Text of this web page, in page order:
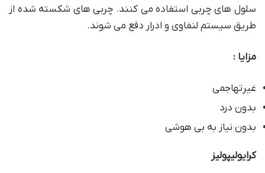
سلول های چربی استفاده می کنند. چربی های شکسته شده از
طریق سیستم لنفاوی و ادرار دفع می شوند.
مزایا :
غیرتهاجمی
بدون درد
بدون نیاز به بی هوشی
کرایولیپولیز